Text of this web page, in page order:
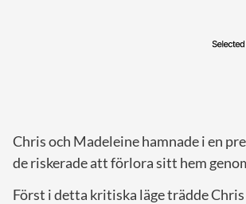
Chris och Madeleine hamnade i en
de riskerade att förlora sitt hem
Först i detta kritiska läge trädde